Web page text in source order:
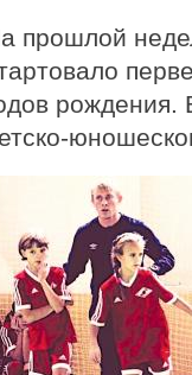
прошлой
рождения.